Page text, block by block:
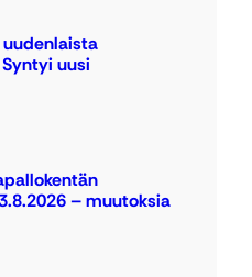
uusi
– muutoksia